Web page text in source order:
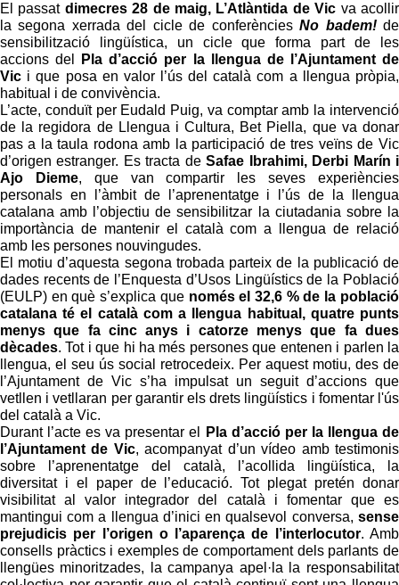
El passat dimecres 28 de maig, L’Atlàntida de Vic va acollir
la segona xerrada del cicle de conferènciesNo badem! de
sensibilització lingüística,
un cicle que forma part de les
accions del
Pla d’acció per la llengua de l’Ajuntament de
Vic i que posa en valor l’ús del català com a llengua pròpia,
habitual i de convivència.
L’acte, conduït per Eudald Puig, va comptar amb la intervenció
de la regidora de Llengua i Cultura, Bet Piella, que va donar
pas a la taula rodona amb la participació de tres veïns de Vic
d’origen estranger. Es tracta deSafae Ibrahimi, Derbi Marín i
Ajo Dieme, que van compartir les seves experiències
personals en l’àmbit de l’aprenentatge i l’ús de la llengua
catalana amb l’objectiu de sensibilitzar la ciutadania sobre la
importància de mantenir el català com a llengua de relació
amb les persones nouvingudes.
El motiu d’aquesta segona trobada parteix de la publicació de
dades recents de l’Enquesta d’Usos Lingüístics de la Població
(EULP) en què s’explica que només el 32,6 % de la població
catalana té el català com a llengua habitual, quatre punts
menys que fa cinc anys i catorze menys que fa dues
dècades. Tot i que hi ha més persones que entenen i parlen la
llengua, el seu ús social retrocedeix. Per aquest motiu, des de
l’Ajuntament de Vic s’ha impulsat un seguit d’accions que
vetllen i vetllaran per garantir els drets lingüístics i fomentar l'ús
del català a Vic.
Durant l’acte es va presentar el
Pla d’acció per la llengua de
l’Ajuntament de Vic, acompanyat d’un vídeo amb testimonis
sobre l’aprenentatge del català, l’acollida lingüística, la
diversitat i el paper de l’educació. Tot plegat pretén donar
visibilitat al valor integrador del català i fomentar que es
mantingui com a llengua d’inici en qualsevol conversa, sense
prejudicis per l’origen o l’aparença de l’interlocutor. Amb
consells pràctics i exemples de comportament dels parlants de
llengües minoritzades, la campanya apel·la la responsabilitat